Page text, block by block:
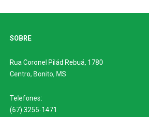
SOBRE
Rua Coronel Pilád Rebuá, 1780
Centro, Bonito, MS
Telefones:
(67) 3255-1471